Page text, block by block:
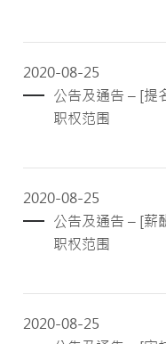
2020-08-25
公告及通告 – [提
职权范围
2020-08-25
公告及通告 – [薪
职权范围
2020-08-25